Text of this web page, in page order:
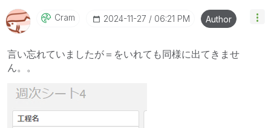
Cram ‎2024-11-27 06:21 PM Author
言い忘れていましたが＝をいれても同様に出てきませ
ん。。